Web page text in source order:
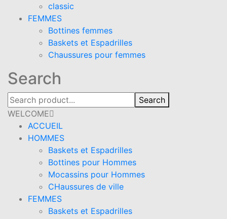
classic
FEMMES
Bottines femmes
Baskets et Espadrilles
Chaussures pour femmes
Search
Search
WELCOME
ACCUEIL
HOMMES
Baskets et Espadrilles
Bottines pour Hommes
Mocassins pour Hommes
CHaussures de ville
FEMMES
Baskets et Espadrilles